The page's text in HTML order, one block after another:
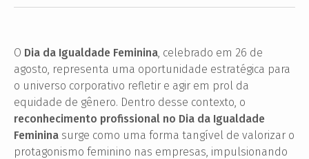
O Dia da Igualdade Feminina, celebrado em 26 de
agosto, representa uma oportunidade estratégica para
o universo corporativo refletir e agir em prol da
equidade de gênero. Dentro desse contexto, o
reconhecimento profissional no Dia da Igualdade
Feminina surge como uma forma tangível de valorizar o
protagonismo feminino nas empresas, impulsionando